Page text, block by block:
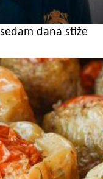
dana stiže